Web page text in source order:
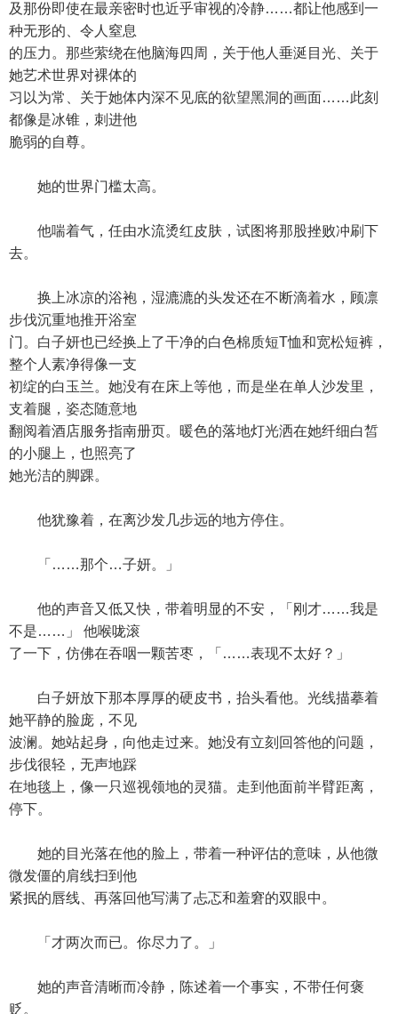
及那份即使在最亲密时也近乎审视的冷静……都让他感到一
种无形的、令人窒息
的压力。那些萦绕在他脑海四周，关于他人垂涎目光、关于
她艺术世界对裸体的
习以为常、关于她体内深不见底的欲望黑洞的画面……此刻
都像是冰锥，刺进他
脆弱的自尊。
她的世界门槛太高。
他喘着气，任由水流烫红皮肤，试图将那股挫败冲刷下
去。
换上冰凉的浴袍，湿漉漉的头发还在不断滴着水，顾凛
步伐沉重地推开浴室
门。白子妍也已经换上了干净的白色棉质短T恤和宽松短裤，
整个人素净得像一支
初绽的白玉兰。她没有在床上等他，而是坐在单人沙发里，
支着腿，姿态随意地
翻阅着酒店服务指南册页。暖色的落地灯光洒在她纤细白皙
的小腿上，也照亮了
她光洁的脚踝。
他犹豫着，在离沙发几步远的地方停住。
「……那个…子妍。」
他的声音又低又快，带着明显的不安，「刚才……我是
不是……」 他喉咙滚
了一下，仿佛在吞咽一颗苦枣，「……表现不太好？」
白子妍放下那本厚厚的硬皮书，抬头看他。光线描摹着
她平静的脸庞，不见
波澜。她站起身，向他走过来。她没有立刻回答他的问题，
步伐很轻，无声地踩
在地毯上，像一只巡视领地的灵猫。走到他面前半臂距离，
停下。
她的目光落在他的脸上，带着一种评估的意味，从他微
微发僵的肩线扫到他
紧抿的唇线、再落回他写满了忐忑和羞窘的双眼中。
「才两次而已。你尽力了。」
她的声音清晰而冷静，陈述着一个事实，不带任何褒
贬。